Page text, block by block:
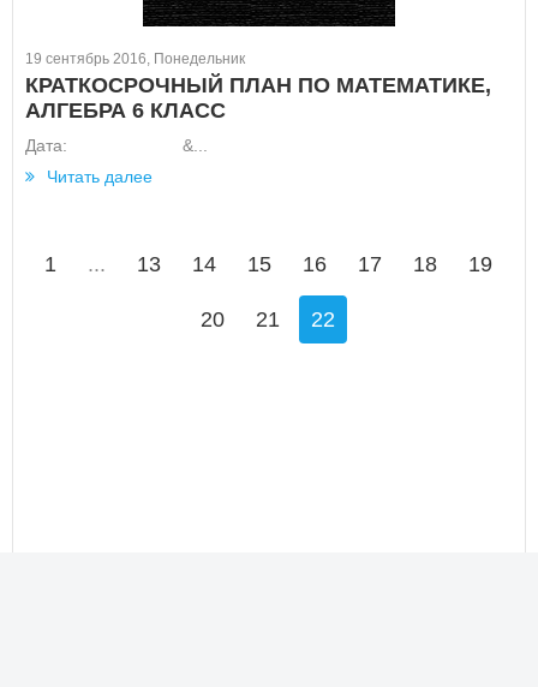
19 сентябрь 2016, Понедельник
КРАТКОСРОЧНЫЙ ПЛАН ПО МАТЕМАТИКЕ,
АЛГЕБРА 6 КЛАСС
Дата: &...
Читать далее
1 ... 13 14 15 16 17 18 19
20 21 22